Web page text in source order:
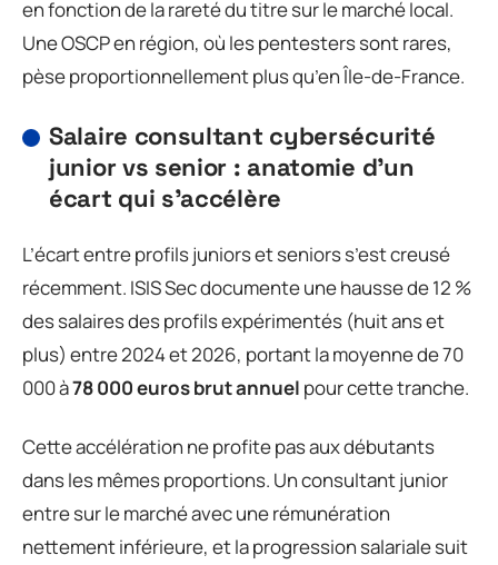
en fonction de la rareté du titre sur le marché local.
Une OSCP en région, où les pentesters sont rares,
pèse proportionnellement plus qu’en Île-de-France.
Salaire consultant cybersécurité
junior vs senior : anatomie d’un
écart qui s’accélère
L’écart entre profils juniors et seniors s’est creusé
récemment. ISIS Sec documente une hausse de 12 %
des salaires des profils expérimentés (huit ans et
plus) entre 2024 et 2026, portant la moyenne de 70
000 à78 000 euros brut annuel pour cette tranche.
Cette accélération ne profite pas aux débutants
dans les mêmes proportions. Un consultant junior
entre sur le marché avec une rémunération
nettement inférieure, et la progression salariale suit